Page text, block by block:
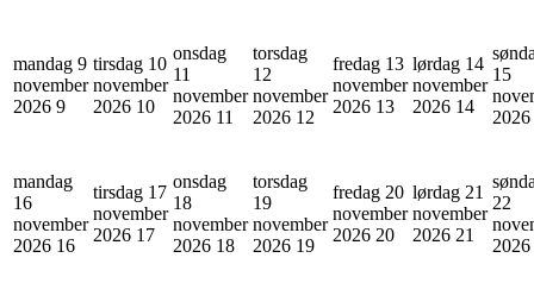
mandag 9
november
2026 9
tirsdag 10
november
2026 10
onsdag
11
november
2026 11
torsdag
12
november
2026 12
fredag 13
november
2026 13
lørdag 14
november
2026 14
15
2026
mandag
16
november
2026 16
tirsdag 17
november
2026 17
onsdag
18
november
2026 18
torsdag
19
november
2026 19
fredag 20
november
2026 20
lørdag 21
november
2026 21
22
2026